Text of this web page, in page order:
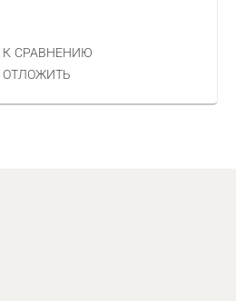
К СРАВНЕНИЮ
ОТЛОЖИТЬ